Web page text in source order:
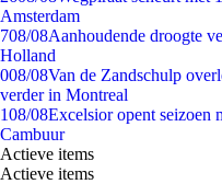
Amsterdam
708/08Aanhoudende droogte
Holland
008/08Van de Zandschulp
verder in Montreal
108/08Excelsior opent seizoen
Cambuur
Actieve items
Actieve items